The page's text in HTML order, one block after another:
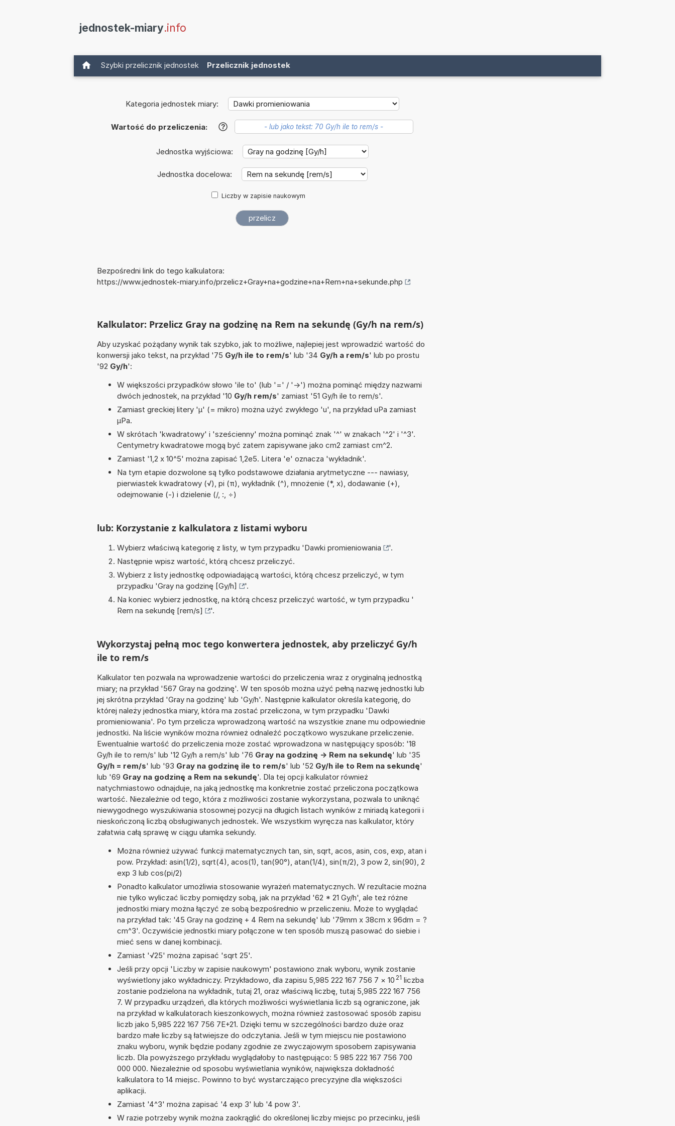
jednostek-miary.info
Szybki przelicznik jednostek Przelicznik jednostek
Kategoria jednostek miary:
Wartość do przeliczenia: ?
Jednostka wyjściowa:
Jednostka docelowa:
Liczby w zapisie naukowym
Bezpośredni link do tego kalkulatora:
https://www.jednostek-miary.info/przelicz+Gray+na+godzine+na+Rem+na+sekunde.php
Kalkulator: Przelicz Gray na godzinę na Rem na sekundę (Gy/h na rem/s)
Aby uzyskać pożądany wynik tak szybko, jak to możliwe, najlepiej jest wprowadzić wartość do
konwersji jako tekst, na przykład '75 Gy/h ile to rem/s' lub '34 Gy/h a rem/s' lub po prostu
'92 Gy/h':
W większości przypadków słowo 'ile to' (lub '=' / '->') można pominąć między nazwami
dwóch jednostek, na przykład '10 Gy/h rem/s' zamiast '51 Gy/h ile to rem/s'.
Zamiast greckiej litery 'µ' (= mikro) można użyć zwykłego 'u', na przykład uPa zamiast
µPa.
W skrótach 'kwadratowy' i 'sześcienny' można pominąć znak '^' w znakach '^2' i '^3'.
Centymetry kwadratowe mogą być zatem zapisywane jako cm2 zamiast cm^2.
Zamiast '1,2 x 10^5' można zapisać 1,2e5. Litera 'e' oznacza 'wykładnik'.
Na tym etapie dozwolone są tylko podstawowe działania arytmetyczne --- nawiasy,
pierwiastek kwadratowy (√), pi (π), wykładnik (^), mnożenie (*, x), dodawanie (+),
odejmowanie (-) i dzielenie (/, :, ÷)
lub: Korzystanie z kalkulatora z listami wyboru
Wybierz właściwą kategorię z listy, w tym przypadku 'Dawki promieniowania
'.
Następnie wpisz wartość, którą chcesz przeliczyć.
Wybierz z listy jednostkę odpowiadającą wartości, którą chcesz przeliczyć, w tym
przypadku 'Gray na godzinę [Gy/h]
'.
Na koniec wybierz jednostkę, na którą chcesz przeliczyć wartość, w tym przypadku '
Rem na sekundę [rem/s]
'.
Wykorzystaj pełną moc tego konwertera jednostek, aby przeliczyć Gy/h
ile to rem/s
Kalkulator ten pozwala na wprowadzenie wartości do przeliczenia wraz z oryginalną jednostką
miary; na przykład '567 Gray na godzinę'. W ten sposób można użyć pełną nazwę jednostki lub
jej skrótna przykład 'Gray na godzinę' lub 'Gy/h'. Następnie kalkulator określa kategorię, do
której należy jednostka miary, która ma zostać przeliczona, w tym przypadku 'Dawki
promieniowania'. Po tym przelicza wprowadzoną wartość na wszystkie znane mu odpowiednie
jednostki. Na liście wyników można również odnaleźć początkowo wyszukane przeliczenie.
Ewentualnie wartość do przeliczenia może zostać wprowadzona w następujący sposób: '18
Gy/h ile to rem/s' lub '12 Gy/h a rem/s' lub '76 Gray na godzinę -> Rem na sekundę' lub '35
Gy/h = rem/s' lub '93 Gray na godzinę ile to rem/s' lub '52 Gy/h ile to Rem na sekundę'
lub '69 Gray na godzinę a Rem na sekundę'. Dla tej opcji kalkulator również
natychmiastowo odnajduje, na jaką jednostkę ma konkretnie zostać przeliczona początkowa
wartość. Niezależnie od tego, która z możliwości zostanie wykorzystana, pozwala to uniknąć
niewygodnego wyszukiwania stosownej pozycji na długich listach wyników z miriadą kategorii i
nieskończoną liczbą obsługiwanych jednostek. We wszystkim wyręcza nas kalkulator, który
załatwia całą sprawę w ciągu ułamka sekundy.
Można również używać funkcji matematycznych tan, sin, sqrt, acos, asin, cos, exp, atan i
pow. Przykład: asin(1/2), sqrt(4), acos(1), tan(90°), atan(1/4), sin(π/2), 3 pow 2, sin(90), 2
exp 3 lub cos(pi/2)
Ponadto kalkulator umożliwia stosowanie wyrażeń matematycznych. W rezultacie można
nie tylko wyliczać liczby pomiędzy sobą, jak na przykład '62 * 21 Gy/h', ale też różne
jednostki miary można łączyć ze sobą bezpośrednio w przeliczeniu. Może to wyglądać
na przykład tak: '45 Gray na godzinę + 4 Rem na sekundę' lub '79mm x 38cm x 96dm = ?
cm^3'. Oczywiście jednostki miary połączone w ten sposób muszą pasować do siebie i
mieć sens w danej kombinacji.
Zamiast '√25' można zapisać 'sqrt 25'.
Jeśli przy opcji 'Liczby w zapisie naukowym' postawiono znak wyboru, wynik zostanie
wyświetlony jako wykładniczy. Przykładowo, dla zapisu 5,985 222 167 756 7 × 10 21 liczba
zostanie podzielona na wykładnik, tutaj 21, oraz właściwą liczbę, tutaj 5,985 222 167 756
7. W przypadku urządzeń, dla których możliwości wyświetlania liczb są ograniczone, jak
na przykład w kalkulatorach kieszonkowych, można również zastosować sposób zapisu
liczb jako 5,985 222 167 756 7E+21. Dzięki temu w szczególności bardzo duże oraz
bardzo małe liczby są łatwiejsze do odczytania. Jeśli w tym miejscu nie postawiono
znaku wyboru, wynik będzie podany zgodnie ze zwyczajowym sposobem zapisywania
liczb. Dla powyższego przykładu wyglądałoby to następująco: 5 985 222 167 756 700
000 000. Niezależnie od sposobu wyświetlania wyników, największa dokładność
kalkulatora to 14 miejsc. Powinno to być wystarczająco precyzyjne dla większości
aplikacji.
Zamiast '4^3' można zapisać '4 exp 3' lub '4 pow 3'.
W razie potrzeby wynik można zaokrąglić do określonej liczby miejsc po przecinku, jeśli